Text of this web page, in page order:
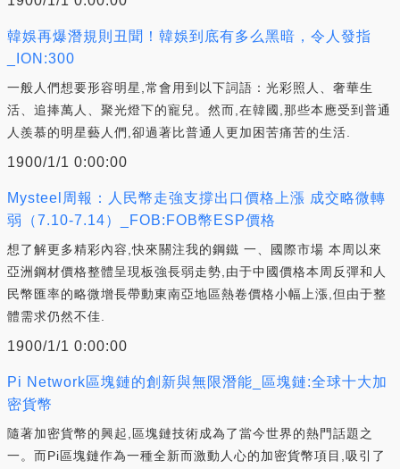
韓娛再爆潛規則丑聞！韓娛到底有多么黑暗，令人發指
_ION:300
一般人們想要形容明星,常會用到以下詞語：光彩照人、奢華生
活、追捧萬人、聚光燈下的寵兒。然而,在韓國,那些本應受到普通
人羨慕的明星藝人們,卻過著比普通人更加困苦痛苦的生活.
1900/1/1 0:00:00
Mysteel周報：人民幣走強支撐出口價格上漲 成交略微轉
弱（7.10-7.14）_FOB:FOB幣ESP價格
想了解更多精彩內容,快來關注我的鋼鐵 一、國際市場 本周以來
亞洲鋼材價格整體呈現板強長弱走勢,由于中國價格本周反彈和人
民幣匯率的略微增長帶動東南亞地區熱卷價格小幅上漲,但由于整
體需求仍然不佳.
1900/1/1 0:00:00
Pi Network區塊鏈的創新與無限潛能_區塊鏈:全球十大加
密貨幣
隨著加密貨幣的興起,區塊鏈技術成為了當今世界的熱門話題之
一。而Pi區塊鏈作為一種全新而激動人心的加密貨幣項目,吸引了